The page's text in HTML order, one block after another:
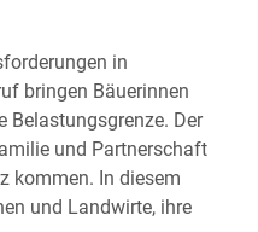
in
bringen Bäuerinnen
Belastungsgrenze. Der
und Partnerschaft
kommen. In diesem
und Landwirte, ihre